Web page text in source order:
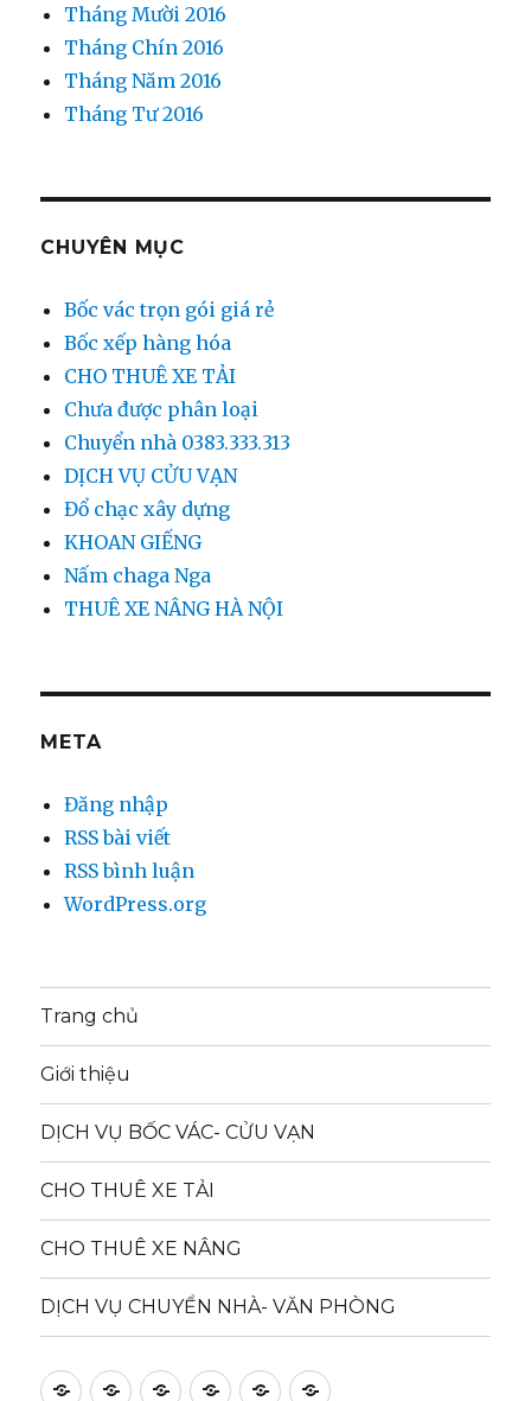
Tháng Mười 2016
Tháng Chín 2016
Tháng Năm 2016
Tháng Tư 2016
CHUYÊN MỤC
Bốc vác trọn gói giá rẻ
Bốc xếp hàng hóa
CHO THUÊ XE TẢI
Chưa được phân loại
Chuyển nhà 0383.333.313
DỊCH VỤ CỬU VẠN
Đổ chạc xây dựng
KHOAN GIẾNG
Nấm chaga Nga
THUÊ XE NÂNG HÀ NỘI
META
Đăng nhập
RSS bài viết
RSS bình luận
WordPress.org
Trang chủ
Giới thiệu
DỊCH VỤ BỐC VÁC- CỬU VẠN
CHO THUÊ XE TẢI
CHO THUÊ XE NÂNG
DỊCH VỤ CHUYỂN NHÀ- VĂN PHÒNG
TrangGiới DỊCHCHO CHO DỊCH